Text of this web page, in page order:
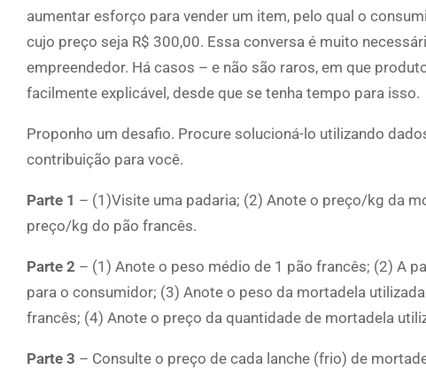
aumentar esforço para vender um item, pelo qual o
cujo preço seja R$ 300,00. Essa conversa é muito
empreendedor. Há casos – e não são raros, em que
facilmente explicável, desde que se tenha tempo para isso.
Proponho um desafio. Procure solucioná-lo utilizando
contribuição para você.
Parte 1 – (1)Visite uma padaria; (2) Anote o preço/kg da
preço/kg do pão francês.
Parte 2 – (1) Anote o peso médio de 1 pão francês; (2) A
para o consumidor; (3) Anote o peso da mortadela
francês; (4) Anote o preço da quantidade de mortadela
Parte 3 – Consulte o preço de cada lanche (frio) de